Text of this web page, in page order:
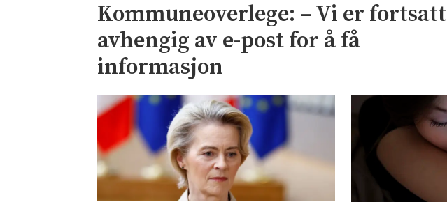
Kommuneoverlege: – Vi er fortsatt
avhengig av e-post for å få
informasjon